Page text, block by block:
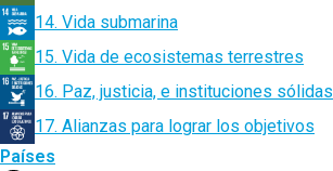
14. Vida submarina
15. Vida de ecosistemas terrestres
16. Paz, justicia, e instituciones sólidas
17. Alianzas para lograr los objetivos
Países